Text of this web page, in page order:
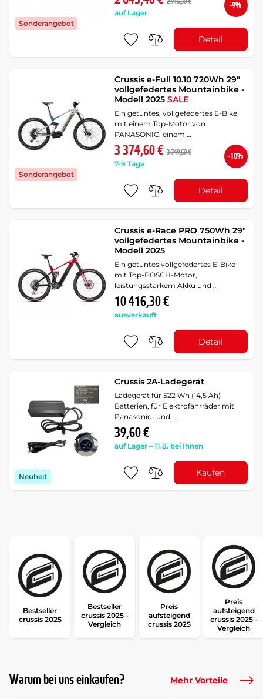
Sonderangebot
auf Lager
-9%
Detail
Sonderangebot
Crussis e-Full 10.10 720Wh 29"
vollgefedertes Mountainbike -
Modell 2025SALE
Ein getuntes, vollgefedertes E-Bike
mit einem Top-Motor von
PANASONIC, einem …
3 374,60 € 3 749,60 €
7-9 Tage
-10%
Detail
Crussis e-Race PRO 750Wh 29"
vollgefedertes Mountainbike -
Modell 2025
Ein getuntes vollgefedertes E-Bike
mit Top-BOSCH-Motor,
leistungsstarkem Akku und …
10 416,30 €
ausverkauft
Detail
Neuheit
Crussis 2A-Ladegerät
Ladegerät für 522 Wh (14,5 Ah)
Batterien, für Elektrofahrräder mit
Panasonic- und …
39,60 €
auf Lager – 11.8. bei Ihnen
Kaufen
Bestseller
crussis 2025
Bestseller
crussis 2025 -
Vergleich
Preis
aufsteigend
crussis 2025
Preis
aufsteigend
crussis 2025 -
Vergleich
Warum bei uns einkaufen? Mehr Vorteile